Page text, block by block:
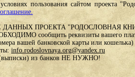
пользования сайтом проекта
ПРОЕКТА "РОДОСЛОВНАЯ
сообщить реквизиты вашего
вашей банковской карты или кошелька)
info.rodoslovnaya.org@yandex.ru
(выписки) из банков НЕ НУЖНО!